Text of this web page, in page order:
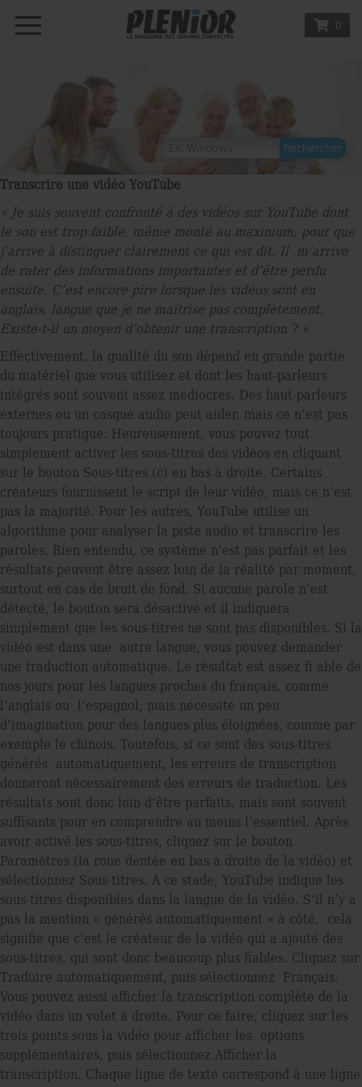
0
Transcrire une vidéo YouTube
« Je suis souvent confronté à des vidéos sur YouTube dont
le son est trop faible, même monté au maximum, pour que
j’arrive à distinguer clairement ce qui est dit. Il m’arrive
de rater des informations importantes et d’être perdu
ensuite. C’est encore pire lorsque les vidéos sont en
anglais, langue que je ne maîtrise pas complètement.
Existe-t-il un moyen d’obtenir une transcription ? »
Effectivement, la qualité du son dépend en grande partie
du matériel que vous utilisez et dont les haut-parleurs
intégrés sont souvent assez médiocres. Des haut-parleurs
externes ou un casque audio peut aider, mais ce n’est pas
toujours pratique. Heureusement, vous pouvez tout
simplement activer les sous-titres des vidéos en cliquant
sur le bouton Sous-titres (c) en bas à droite. Certains
créateurs fournissent le script de leur vidéo, mais ce n’est
pas la majorité. Pour les autres, YouTube utilise un
algorithme pour analyser la piste audio et transcrire les
paroles. Bien entendu, ce système n’est pas parfait et les
résultats peuvent être assez loin de la réalité par moment,
surtout en cas de bruit de fond. Si aucune parole n’est
détecté, le bouton sera désactivé et il indiquera
simplement que les sous-titres ne sont pas disponibles. Si la
vidéo est dans une autre langue, vous pouvez demander
une traduction automatique. Le résultat est assez ﬁ able de
nos jours pour les langues proches du français, comme
l’anglais ou l’espagnol, mais nécessite un peu
d’imagination pour des langues plus éloignées, comme par
exemple le chinois. Toutefois, si ce sont des sous-titres
générés automatiquement, les erreurs de transcription
donneront nécessairement des erreurs de traduction. Les
résultats sont donc loin d’être parfaits, mais sont souvent
sufﬁsants pour en comprendre au moins l’essentiel. Après
avoir activé les sous-titres, cliquez sur le bouton
Paramètres (la roue dentée en bas à droite de la vidéo) et
sélectionnez Sous-titres. À ce stade, YouTube indique les
sous-titres disponibles dans la langue de la vidéo. S’il n’y a
pas la mention « générés automatiquement » à côté, cela
signiﬁe que c’est le créateur de la vidéo qui a ajouté des
sous-titres, qui sont donc beaucoup plus ﬁables. Cliquez sur
Traduire automatiquement, puis sélectionnez Français.
Vous pouvez aussi afﬁcher la transcription complète de la
vidéo dans un volet à droite. Pour ce faire, cliquez sur les
trois points sous la vidéo pour afﬁcher les options
supplémentaires, puis sélectionnez Afﬁcher la
transcription. Chaque ligne de texte correspond à une ligne